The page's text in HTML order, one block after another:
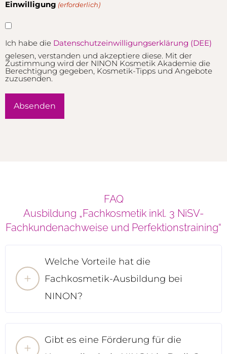
Einwilligung (erforderlich)
Ich habe die Datenschutzeinwilligungserklärung (DEE)
gelesen, verstanden und akzeptiere diese. Mit der
Zustimmung wird der NINON Kosmetik Akademie die
Berechtigung gegeben, Kosmetik-Tipps und Angebote
zuzusenden.
FAQ
Ausbildung „Fachkosmetik inkl. 3 NiSV-
Fachkundenachweise und Perfektionstraining“
Welche Vorteile hat die
Fachkosmetik-Ausbildung bei
NINON?
Gibt es eine Förderung für die